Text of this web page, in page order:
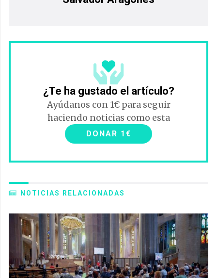
¿Te ha gustado el artículo?
Ayúdanos con 1€ para seguir
haciendo noticias como esta
DONAR 1€
NOTICIAS RELACIONADAS